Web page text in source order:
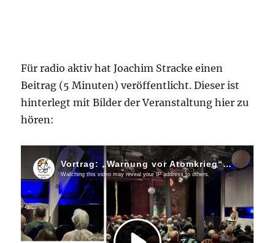
Für radio aktiv hat Joachim Stracke einen
Beitrag (5 Minuten) veröffentlicht. Dieser ist
hinterlegt mit Bilder der Veranstaltung hier zu
hören: